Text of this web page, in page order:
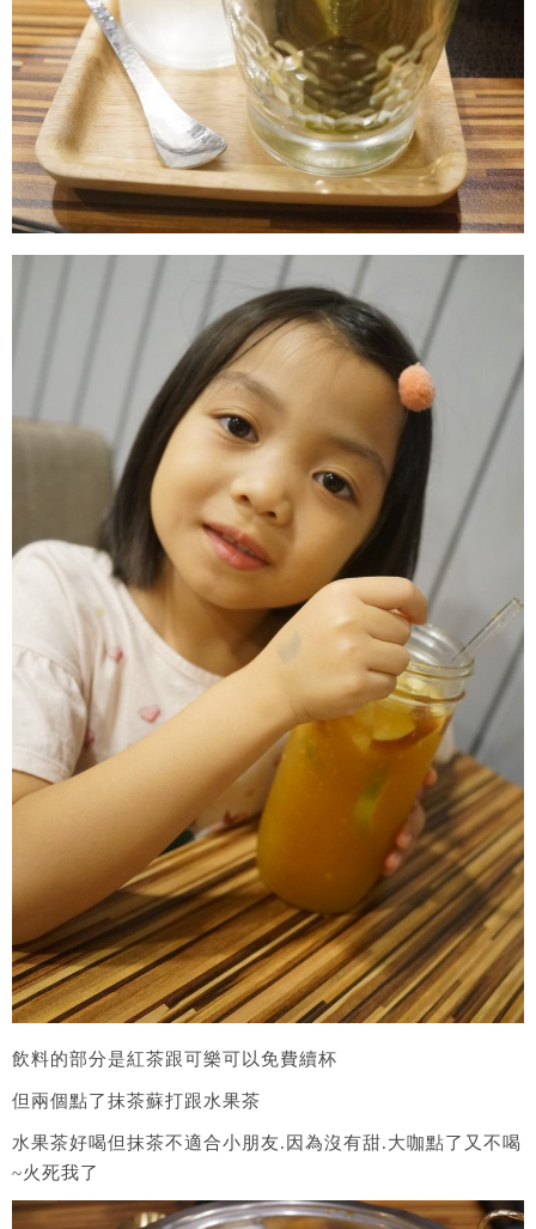
飲料的部分是紅茶跟可樂可以免費續杯
但兩個點了抹茶蘇打跟水果茶
水果茶好喝但抹茶不適合小朋友.因為沒有甜.大咖點了又不喝
~火死我了